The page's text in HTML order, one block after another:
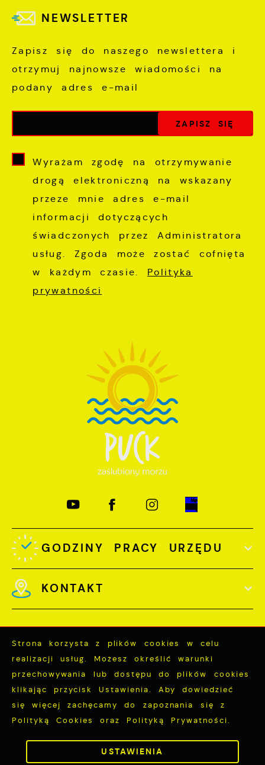
NEWSLETTER
Zapisz się do naszego newslettera i
otrzymuj najnowsze wiadomości na
podany adres e-mail
Wyrażam zgodę na otrzymywanie
drogą elektroniczną na wskazany
przeze mnie adres e-mail
informacji dotyczących
świadczonych przez Administratora
usług. Zgoda może zostać cofnięta
w każdym czasie. Polityka
prywatności
GODZINY PRACY URZĘDU
KONTAKT
Odwiedzin: 3786445
Online: 386
Powered by2ClickPortal®
Strona korzysta z plików cookies w celu
realizacji usług. Możesz określić warunki
przechowywania lub dostępu do plików cookies
klikając przycisk Ustawienia. Aby dowiedzieć
się więcej zachęcamy do zapoznania się z
Polityką Cookies oraz Polityką Prywatności.
USTAWIENIA
ZEZWÓL NA WSZYSTKIE